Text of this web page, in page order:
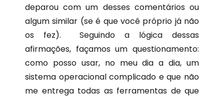
deparou com um desses comentários ou
algum similar (se é que você próprio já não
os fez). Seguindo a lógica dessas
afirmações, façamos um questionamento:
como posso usar, no meu dia a dia, um
sistema operacional complicado e que não
me entrega todas as ferramentas de que